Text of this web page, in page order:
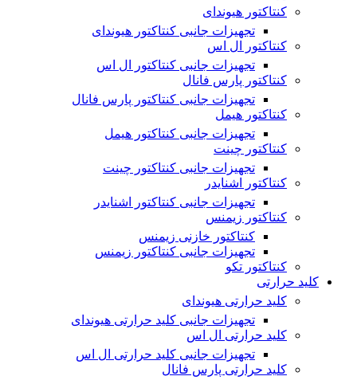
کنتاکتور هیوندای
تجهیزات جانبی کنتاکتور هیوندای
کنتاکتور ال اس
تجهیزات جانبی کنتاکتور ال اس
کنتاکتور پارس فانال
تجهیزات جانبی کنتاکتور پارس فانال
کنتاکتور هیمل
تجهیزات جانبی کنتاکتور هیمل
کنتاکتور چینت
تجهیزات جانبی کنتاکتور چینت
کنتاکتور اشنایدر
تجهیزات جانبی کنتاکتور اشنایدر
کنتاکتور زیمنس
کنتاکتور خازنی زیمنس
تجهیزات جانبی کنتاکتور زیمنس
کنتاکتور تکو
کلید حرارتی
کلید حرارتی هیوندای
تجهیزات جانبی کلید حرارتی هیوندای
کلید حرارتی ال اس
تجهیزات جانبی کلید حرارتی ال اس
کلید حرارتی پارس فانال